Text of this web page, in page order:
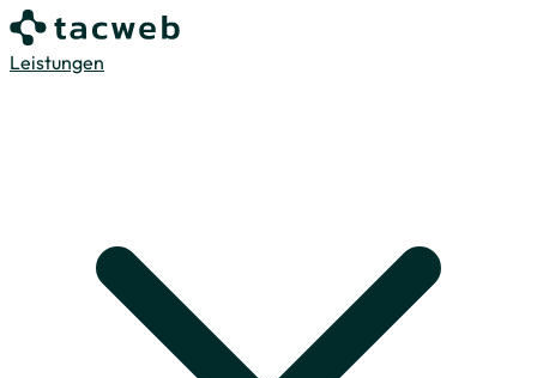
Leistungen